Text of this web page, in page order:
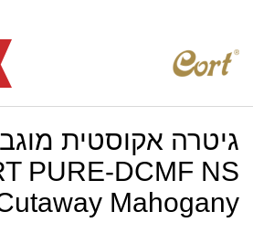
גיטרה אקוסטית
PURE-DCMF NS
Mahogany